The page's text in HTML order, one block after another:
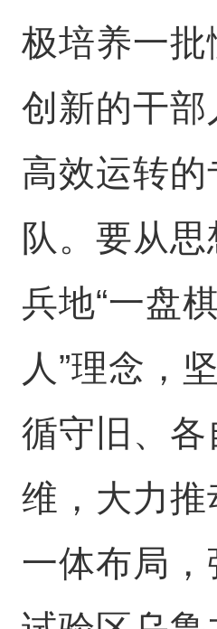
极培养一
创新的干部
高效运转的
队。要从
兵地“一盘
人”理念，
循守旧、各
维，大力推
一体布局